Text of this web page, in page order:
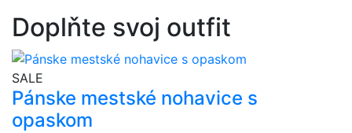
Doplňte svoj outfit
overlay bg
SALE
Pánske mestské nohavice s
opaskom